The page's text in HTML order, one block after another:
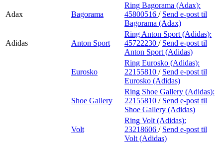
Adax Bagorama
Ring Bagorama (Adax):
45800516 / Send e-post til
Bagorama (Adax)
Adidas Anton Sport
Ring Anton Sport (Adidas):
45722230 / Send e-post til
Anton Sport (Adidas)
Eurosko
Ring Eurosko (Adidas):
22155810 / Send e-post til
Eurosko (Adidas)
Shoe Gallery
Ring Shoe Gallery (Adidas):
22155810 / Send e-post til
Shoe Gallery (Adidas)
Volt
Ring Volt (Adidas):
23218606 / Send e-post til
Volt (Adidas)